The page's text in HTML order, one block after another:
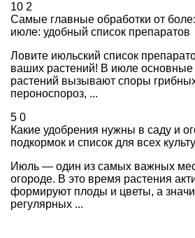
10 2
Самые главные обработки от
июле: удобный список препаратов
Ловите июльский список
ваших растений! В июле основные
растений вызывают споры
пероноспороз, ...
5 0
Какие удобрения нужны в саду и
подкормок и список для всех
Июль — один из самых важных
огороде. В это время растения
формируют плоды и цветы, а
регулярных ...